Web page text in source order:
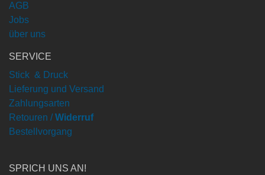
AGB
Jobs
über uns
SERVICE
Stick & Druck
Lieferung und Versand
Zahlungsarten
Retouren / Widerruf
Bestellvorgang
SPRICH UNS AN!